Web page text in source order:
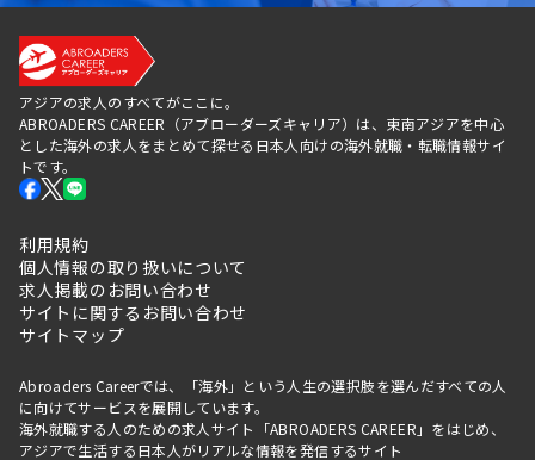
アジアの求人のすべてがここに。
ABROADERS CAREER（アブローダーズキャリア）は、東南アジアを中心
とした海外の求人をまとめて探せる日本人向けの海外就職・転職情報サイ
トです。
利用規約
個人情報の取り扱いについて
求人掲載のお問い合わせ
サイトに関するお問い合わせ
サイトマップ
Abroaders Careerでは、「海外」という人生の選択肢を選んだすべての人
に向けてサービスを展開しています。
海外就職する人のための求人サイト「ABROADERS CAREER」をはじめ、
アジアで生活する日本人がリアルな情報を発信するサイト